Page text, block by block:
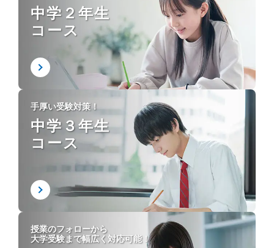
中学２年生
コース
手厚い受験対策！
中学３年生
コース
授業のフォローから
大学受験まで幅広く対応可能！